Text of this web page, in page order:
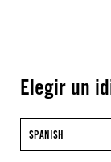
Elegir un
SPANISH